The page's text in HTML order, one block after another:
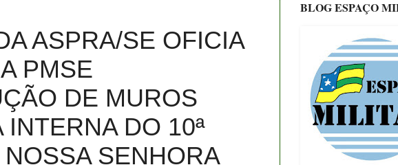
ASPRA/SE OFICIA
PMSE
DE MUROS
DO 10ª
SENHORA
BLOG ESPAÇO